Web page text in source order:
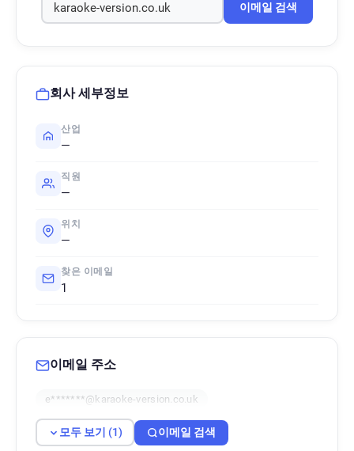
이메일 검색
회사 세부정보
산업
—
직원
—
위치
—
찾은 이메일
1
이메일 주소
e*******@karaoke-version.co.uk
모두 보기 (1) 이메일 검색